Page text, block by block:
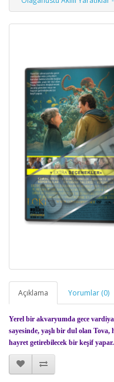
Açıklama Yorumlar (0)
Yerel bir akvaryumda gece
sayesinde, yaşlı bir dul olan Tova,
hayret getirebilecek bir keşif yapar.